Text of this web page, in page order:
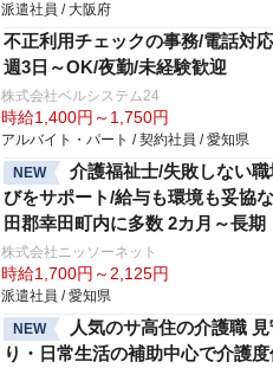
派遣社員 / 大阪府
不正利用チェックの事務/電話対
週3日～OK/夜勤/未経験歓迎
株式会社ベルシステム24
時給1,400円～1,750円
アルバイト・パート / 契約社員 / 愛知県
NEW
介護福祉士/失敗しない職
びをサポート/給与も環境も妥協
田郡幸田町内に多数 2カ月～長期
株式会社ニッソーネット
時給1,700円～2,125円
派遣社員 / 愛知県
NEW
人気のサ高住の介護職
り・日常生活の補助中心で介護